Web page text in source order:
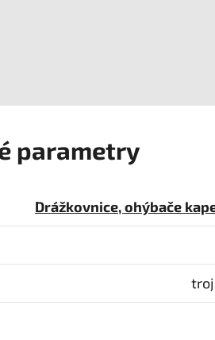
parametry
Drážkovnice, ohýbače